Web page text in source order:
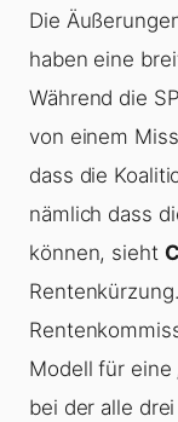
Die
haben eine
Während die
von einem
dass die
nämlich dass
können, sieht
Modell für eine
bei der alle